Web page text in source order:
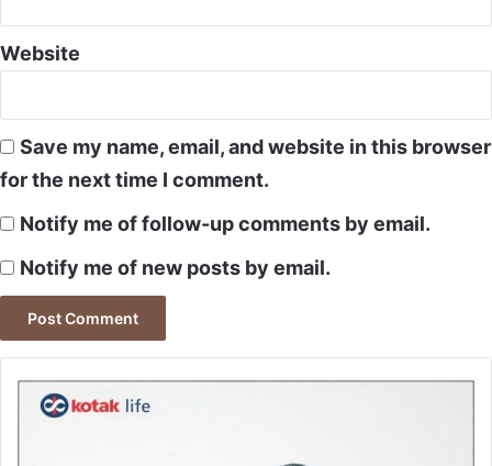
Website
Save my name, email, and website in this browser
for the next time I comment.
Notify me of follow-up comments by email.
Notify me of new posts by email.